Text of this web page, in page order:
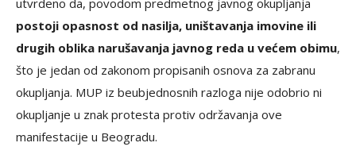
utvrdeno da, povodom predmetnog javnog okupljanja
postoji opasnost od nasilja, uništavanja imovine ili
drugih oblika narušavanja javnog reda u većem obimu,
što je jedan od zakonom propisanih osnova za zabranu
okupljanja. MUP iz beubjednosnih razloga nije odobrio ni
okupljanje u znak protesta protiv održavanja ove
manifestacije u Beogradu.